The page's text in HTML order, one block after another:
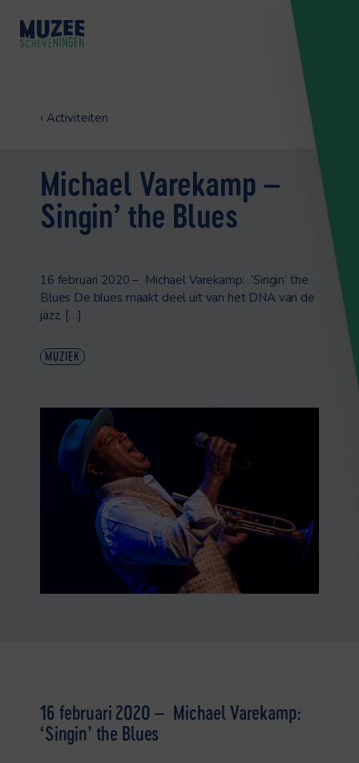
‹ Activiteiten
Michael Varekamp –
Singin’ the Blues
16 februari 2020 – Michael Varekamp: ‘Singin’ the
Blues De blues maakt deel uit van het DNA van de
jazz. […]
MUZIEK
16 februari 2020 – Michael Varekamp:
‘Singin’ the Blues